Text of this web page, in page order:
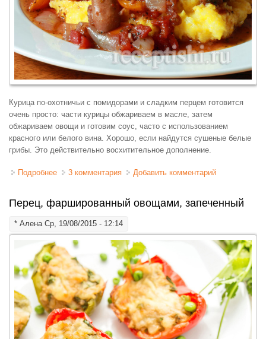
Курица по-охотничьи с помидорами и сладким перцем готовится
очень просто: части курицы обжариваем в масле, затем
обжариваем овощи и готовим соус, часто с использованием
красного или белого вина. Хорошо, если найдутся сушеные белые
грибы. Это действительно восхитительное дополнение.
Подробнее о Курица с помидорами по-охотничьи
3 комментария Добавить комментарий
Перец, фаршированный овощами, запеченный
* АленаСр, 19/08/2015 - 12:14